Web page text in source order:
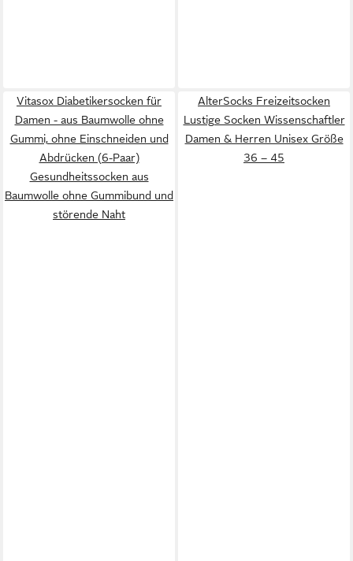
Vitasox Diabetikersocken für
Damen - aus Baumwolle ohne
Gummi, ohne Einschneiden und
Abdrücken (6-Paar)
Gesundheitssocken aus
Baumwolle ohne Gummibund und
störende Naht
AlterSocks Freizeitsocken
Lustige Socken Wissenschaftler
Damen & Herren Unisex Größe
36 – 45